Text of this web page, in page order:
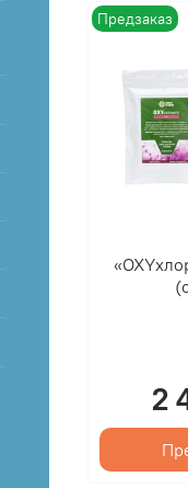
Предзаказ
2